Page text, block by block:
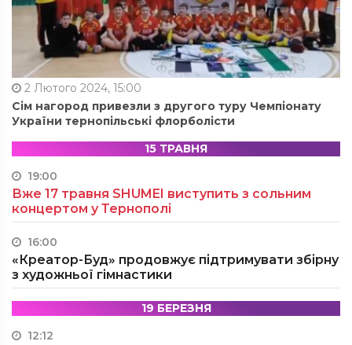
2 Лютого 2024, 15:00
Сім нагород привезли з другого туру Чемпіонату
України тернопільські флорболісти
15 ТРАВНЯ
19:00
Вже 17 травня SHUMEI виступить з сольним
концертом у Тернополі
16:00
«Креатор-Буд» продовжує підтримувати збірну
з художньої гімнастики
19 БЕРЕЗНЯ
12:12